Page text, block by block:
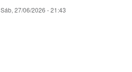
Sáb, 27/06/2026 - 21:43